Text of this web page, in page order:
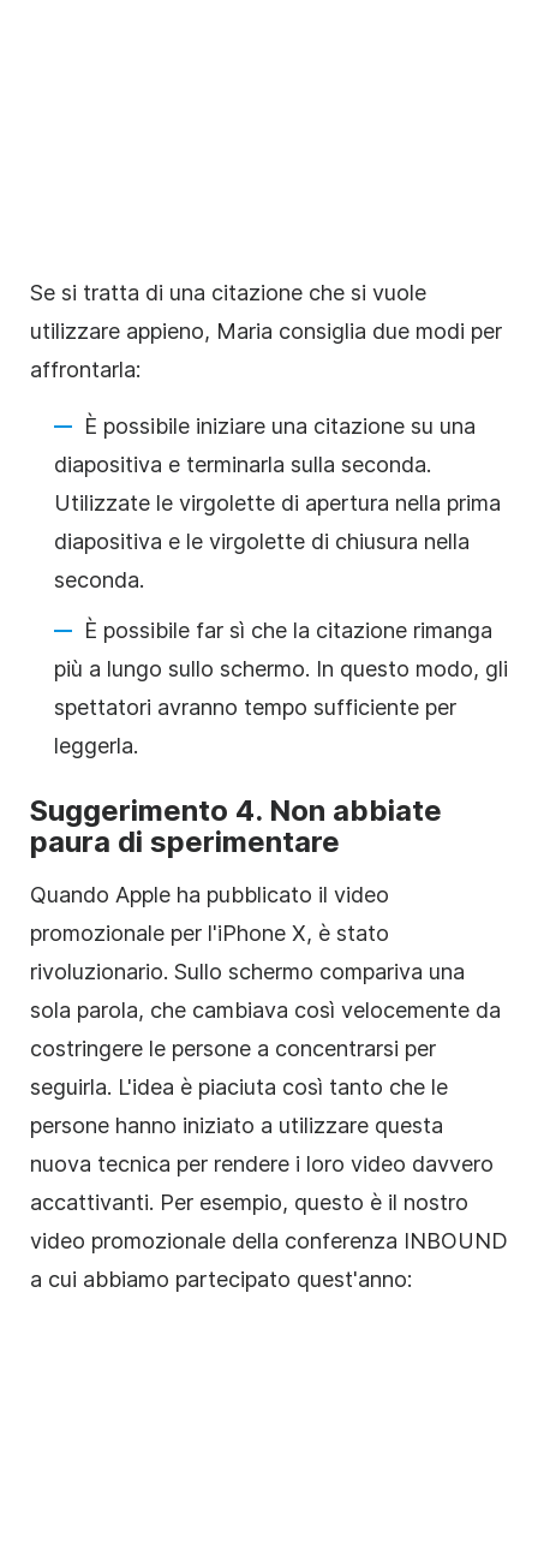
Se si tratta di una citazione che si vuole
utilizzare appieno, Maria consiglia due modi per
affrontarla:
È possibile iniziare una citazione su una
diapositiva e terminarla sulla seconda.
Utilizzate le virgolette di apertura nella prima
diapositiva e le virgolette di chiusura nella
seconda.
È possibile far sì che la citazione rimanga
più a lungo sullo schermo. In questo modo, gli
spettatori avranno tempo sufficiente per
leggerla.
Suggerimento 4. Non abbiate
paura di sperimentare
Quando Apple ha pubblicato il video
promozionale per l'iPhone X, è stato
rivoluzionario. Sullo schermo compariva una
sola parola, che cambiava così velocemente da
costringere le persone a concentrarsi per
seguirla. L'idea è piaciuta così tanto che le
persone hanno iniziato a utilizzare questa
nuova tecnica per rendere i loro video davvero
accattivanti. Per esempio, questo è il nostro
video promozionale della conferenza INBOUND
a cui abbiamo partecipato quest'anno: